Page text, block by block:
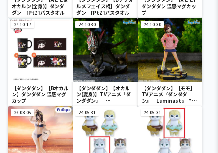
オカルン(全身)】ダンダ
ダン [PtZ]バスタオル
ルメフェイス柄】ダンダ
ダン [PtZ]バスタオル
ダンダダン 温感マグカッ
プ
24.10.17
【ダンダダン】【Bオカル
ン】ダンダダン 温感マグ
カップ
24.10.30
【ダンダダン】【オカル
ン(変身)】TVアニメ『ダ
ンダダン』
（変身）”Vol.1
24.10.30
【ダンダダン】【モモ】
TVアニメ『ダンダダ
ン』 Luminasta “モ
26.08.05 24.05.31 24.05.31